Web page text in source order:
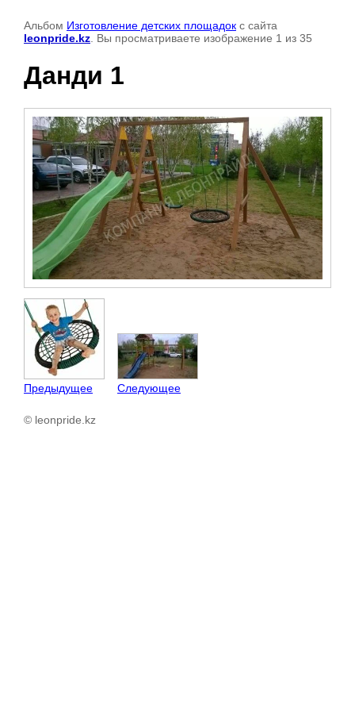
Альбом Изготовление детских площадок с сайта
leonpride.kz . Вы просматриваете изображение 1 из 35
Данди 1
Предыдущее Следующее
© leonpride.kz